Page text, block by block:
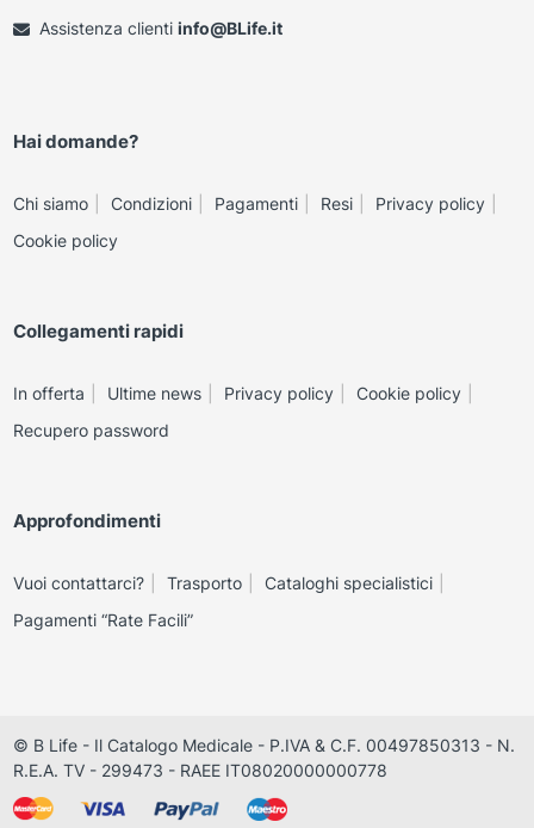
Assistenza clienti info@BLife.it
Hai domande?
Chi siamo Condizioni Pagamenti Resi
Privacy policy
Cookie policy
Collegamenti rapidi
In offerta Ultime news Privacy policy
Cookie policy
Recupero password
Approfondimenti
Vuoi contattarci? Trasporto
Cataloghi specialistici
Pagamenti “Rate Facili”
© B Life - Il Catalogo Medicale - P.IVA & C.F. 00497850313 - N.
R.E.A. TV - 299473 - RAEE IT08020000000778